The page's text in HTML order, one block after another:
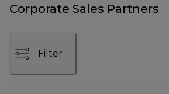
Corporate Sales Partners
Filter